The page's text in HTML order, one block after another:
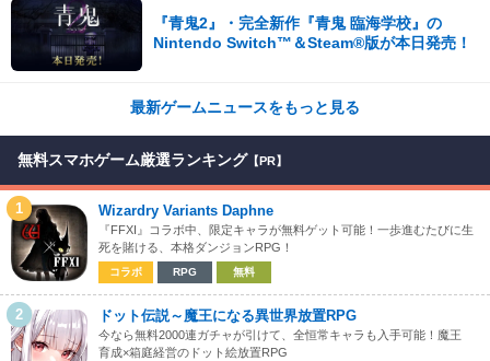
『青鬼2』・完全新作『青鬼 臨海学校』の
Nintendo Switch™＆Steam®版が本日発売！
最新ゲームニュースをもっと見る
無料スマホゲーム厳選ランキング 【PR】
1 Wizardry Variants Daphne
『FFXI』コラボ中、限定キャラが無料ゲット可能！一歩進むたびに生
死を賭ける、本格ダンジョンRPG！
コラボ RPG 無料
2 ドット伝説～魔王になる異世界放置RPG
今なら無料2000連ガチャが引けて、全恒常キャラも入手可能！魔王
育成×箱庭経営のドット絵放置RPG